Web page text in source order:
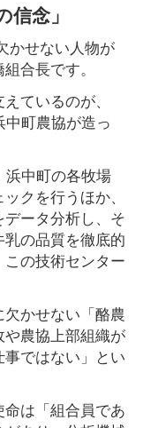
念」
かせない人物が
合長です。
ているのが、
町農協が造っ
浜中町の各牧場
クを行うほか、
ータ分析し、そ
の品質を徹底的
の技術センター
かせない「酪農
農協上部組織が
ではない」とい
は「組合員であ